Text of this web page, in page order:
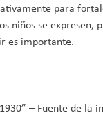
para
niños se
es importante.
– Fuente de la